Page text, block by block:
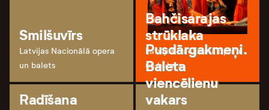
Smilšuvīrs
Latvijas Nacionālā opera
un balets
Bahčisarajas
strūklaka
Latvijas Nacionālā opera
un balets
Radīšana
Pusdārgakmeņi.
Baleta
viencēlienu
vakars